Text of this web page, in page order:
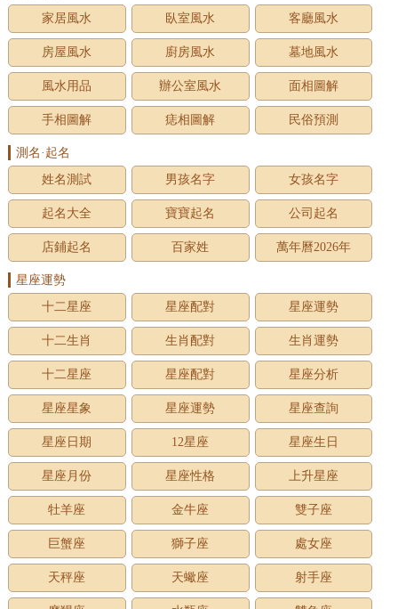
家居風水
臥室風水 客廳風水
房屋風水 廚房風水 墓地風水
風水用品 辦公室風水 面相圖解
手相圖解 痣相圖解 民俗預測
測名·起名
姓名測試
男孩名字 女孩名字
起名大全 寶寶起名 公司起名
店鋪起名 百家姓 萬年曆2026年
星座運勢
十二星座
星座配對 星座運勢
十二生肖 生肖配對 生肖運勢
十二星座 星座配對 星座分析
星座星象 星座運勢 星座查詢
星座日期 12星座 星座生日
星座月份 星座性格 上升星座
牡羊座 金牛座 雙子座
巨蟹座 獅子座 處女座
天秤座 天蠍座 射手座